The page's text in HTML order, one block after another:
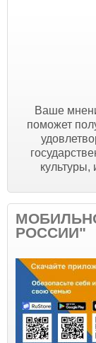
Ваше
поможет
культуры,
РОССИИ"